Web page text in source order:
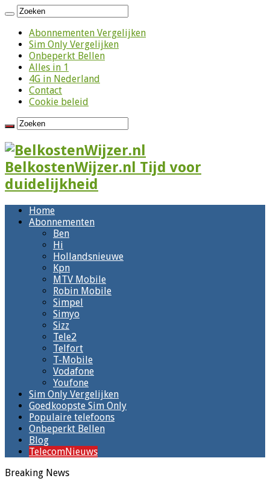
Abonnementen Vergelijken
Sim Only Vergelijken
Onbeperkt Bellen
Alles in 1
4G in Nederland
Contact
Cookie beleid
BelkostenWijzer.nl Tijd voor
duidelijkheid
Home
Abonnementen
Ben
Hi
Hollandsnieuwe
Kpn
MTV Mobile
Robin Mobile
Simpel
Simyo
Sizz
Tele2
Telfort
T-Mobile
Vodafone
Youfone
Sim Only Vergelijken
Goedkoopste Sim Only
Populaire telefoons
Onbeperkt Bellen
Blog
TelecomNieuws
Breaking News